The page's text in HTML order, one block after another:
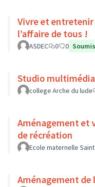
Vivre et
l’affaire de tous !
ASDEC 0 0
Studio
college Arche du lude
Aménagement et
de récréation
Ecole maternelle
Aménagement de